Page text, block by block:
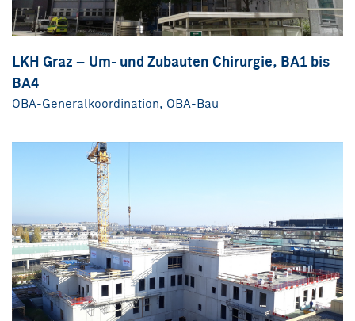
LKH Graz – Um- und Zubauten Chirurgie, BA1 bis
BA4
ÖBA-Generalkoordination, ÖBA-Bau